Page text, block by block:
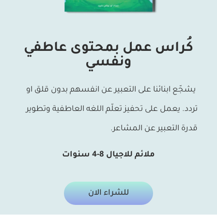
كُراس عمل بمحتوى عاطفي
ونفسي
يشجّع ابنائنا على التعبير عن انفسهم بدون قلق او
تردد. يعمل على تحفيز تعلّم اللغه العاطفية وتطوير
قدرة التعبير عن المشاعر.
ملائم للاجيال 8-4 سنوات
للشراء الان